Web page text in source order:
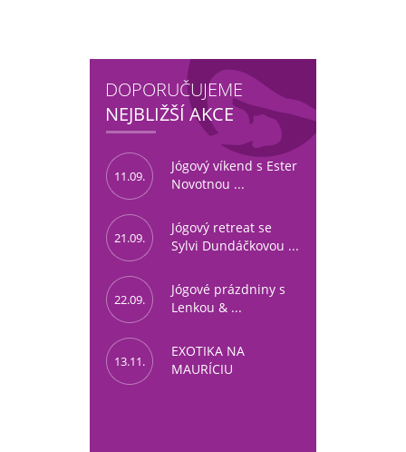
DOPORUČUJEME
NEJBLIŽŠÍ AKCE
11.09.
Jógový víkend s Ester
Novotnou ...
21.09.
Jógový retreat se
Sylvi Dundáčkovou ...
22.09.
Jógové prázdniny s
Lenkou & ...
13.11.
EXOTIKA NA
MAURÍCIU